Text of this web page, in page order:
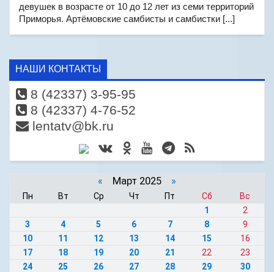
девушек в возрасте от 10 до 12 лет из семи территорий
Приморья. Артёмовские самбисты и самбистки [...]
НАШИ КОНТАКТЫ
8 (42337) 3-95-95
8 (42337) 4-76-52
lentatv@bk.ru
« Март 2025 »
Пн Вт Ср Чт Пт Сб
Вс
1
2
3
4 5 6 7 8
9
10
11 12 13 14 15
16
17
18 19 20 21 22
23
24
25 26 27 28 29
30